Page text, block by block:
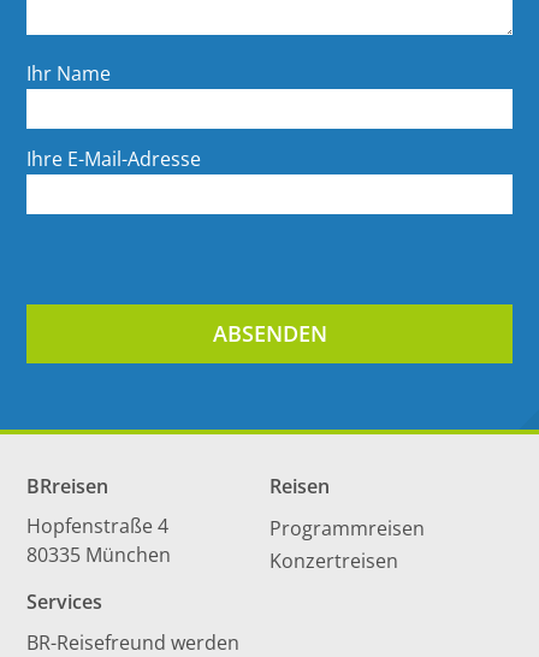
Ihr Name
Ihre E-Mail-Adresse
BRreisen
Hopfenstraße 4
80335 München
Reisen
Programmreisen
Konzertreisen
Services
BR-Reisefreund werden